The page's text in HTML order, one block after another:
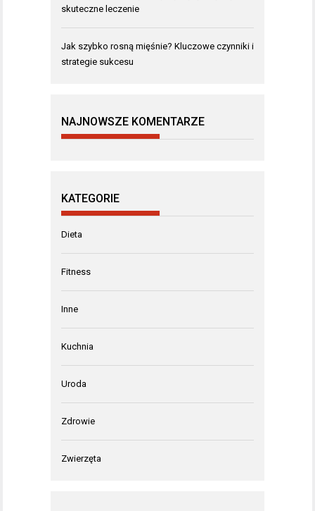
skuteczne leczenie
Jak szybko rosną mięśnie? Kluczowe czynniki i
strategie sukcesu
NAJNOWSZE KOMENTARZE
KATEGORIE
Dieta
Fitness
Inne
Kuchnia
Uroda
Zdrowie
Zwierzęta